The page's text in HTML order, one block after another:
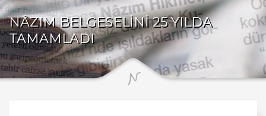
NÂZIM BELGESELİNİ 25 YILDA
TAMAMLADI